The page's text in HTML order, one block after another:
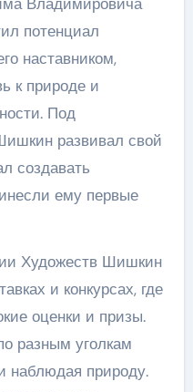
потенциал
наставником,
к природе и
Под
развивал свой
создавать
ему первые
Художеств Шишкин
и конкурсах, где
оценки и призы.
разным уголкам
наблюдая природу.